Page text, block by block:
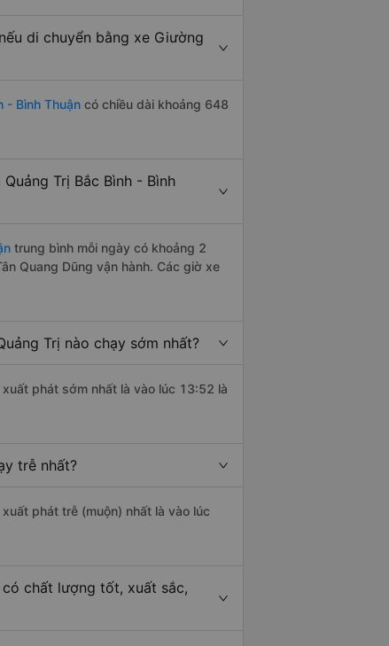
di chuyển bằng xe Giường
- Bình Thuận có chiều dài khoảng 648
Trị Bắc Bình - Bình
trung bình mỗi ngày có khoảng 2
Quang Dũng vận hành. Các giờ xe
Trị nào chạy sớm nhất?
xuất phát sớm nhất là vào lúc 13:52 là
trễ nhất?
xuất phát trễ (muộn) nhất là vào lúc
có chất lượng tốt, xuất sắc,